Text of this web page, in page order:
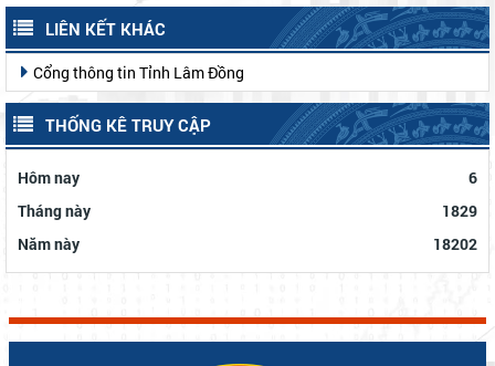
LIÊN KẾT KHÁC
Cổng thông tin Tỉnh Lâm Đồng
THỐNG KÊ TRUY CẬP
Hôm nay
6
Tháng này
1829
Năm này
18202